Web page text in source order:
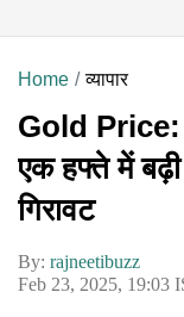
Home व्यापार
Gold Price:
एक हफ्ते में
गिरावट
By: rajneetibuzz
Feb 23, 2025, 19:03